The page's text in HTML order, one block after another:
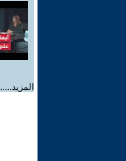
المزيد.....